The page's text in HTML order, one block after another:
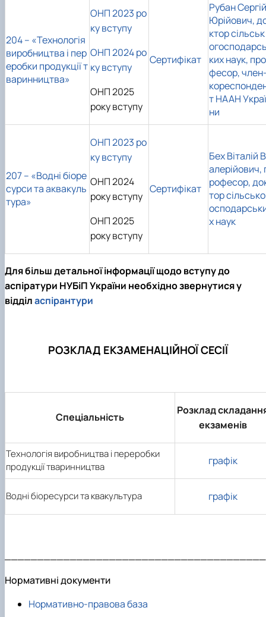
204 – «Технологія
виробництва і пер
еробки продукції т
варинництва»
ОНП 2023 ро
ку вступу
ОНП 2024 ро
ку вступу
ОНП 2025
року вступу
Сертифікат
Рубан Сергій
Юрійович,
ктор сільськ
ких наук, про
фесор,
т НААН Украї
ни
207 – «Водні біоре
сурси та аквакуль
тура»
ОНП 2023 ро
ку вступу
ОНП 2024
року вступу
ОНП 2025
року вступу
Сертифікат
Бех Віталій В
алерійович,
рофесор,
тор
х наук
Для більш детальної інформації щодо вступу до
аспіратури НУБіП України необхідно звернутися у
відділаспірантури
РОЗКЛАД ЕКЗАМЕНАЦІЙНОЇ СЕСІЇ
Спеціальність
Розклад
екзаменів
Технологія виробництва і переробки
продукції тваринництва
графік
Водні біоресурси та квакультура графік
Нормативні документи
Нормативно-правова база